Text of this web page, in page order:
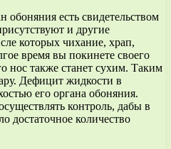
обоняния есть свидетельством
и другие
которых чихание, храп,
время вы покинете своего
нос также станет сухим. Таким
Дефицит жидкости в
его органа обоняния.
контроль, дабы в
достаточное количество